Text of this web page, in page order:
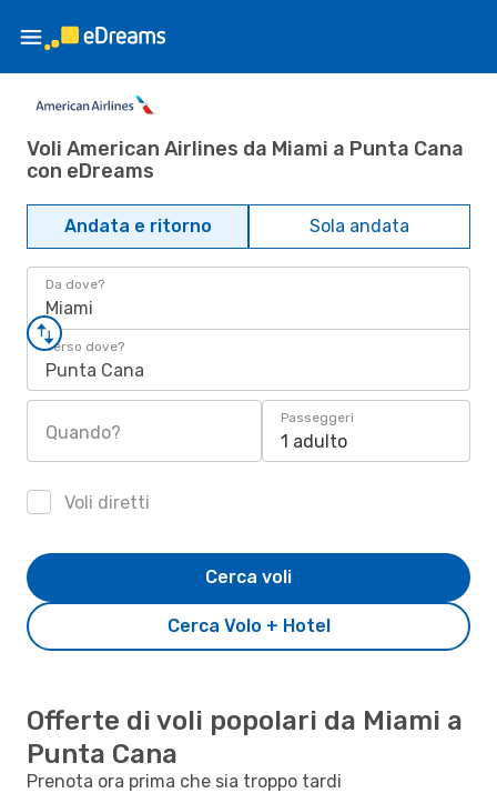
Voli American Airlines da Miami a Punta Cana
con eDreams
Andata e ritorno Sola andata
Da dove?
Miami
Verso dove?
Punta Cana
Quando?
Passeggeri
1 adulto
Voli diretti
Cerca Volo + Hotel
Cerca voli
Offerte di voli popolari da Miami a
Punta Cana
Prenota ora prima che sia troppo tardi